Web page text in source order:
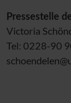
Pressestelle
Victoria
Tel: 0228-90